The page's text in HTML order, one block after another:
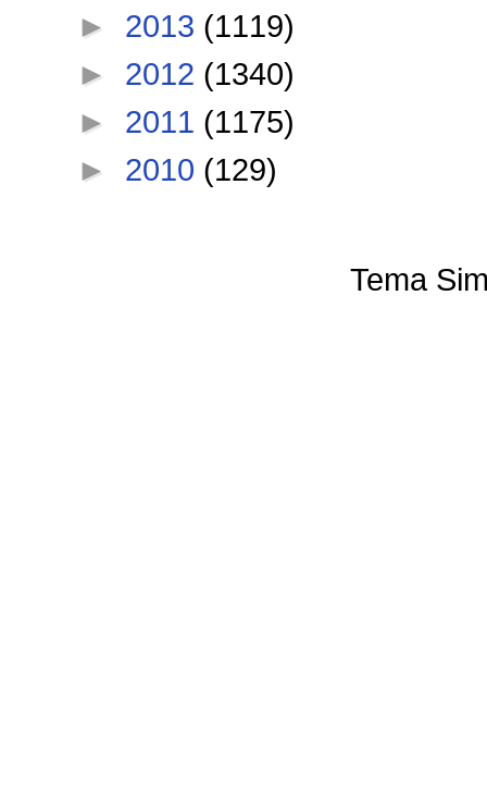
► 2013 (1119)
► 2012 (1340)
► 2011 (1175)
► 2010 (129)
Tema